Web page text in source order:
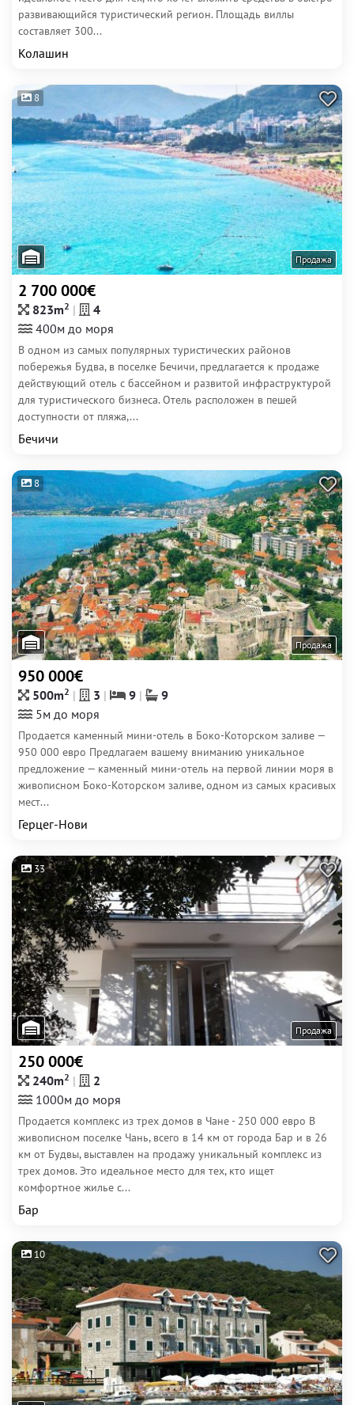
развивающийся туристический регион. Площадь виллы
составляет 300...
Колашин
8
Продажа
2 700 000€
823m2
4
400м до моря
В одном из самых популярных туристических районов
побережья Будва, в поселке Бечичи, предлагается к продаже
действующий отель с бассейном и развитой инфраструктурой
для туристического бизнеса. Отель расположен в пешей
доступности от пляжа,...
Бечичи
8
Продажа
950 000€
500m2 3 9
9
5м до моря
Продается каменный мини-отель в Боко-Которском заливе —
950 000 евро Предлагаем вашему вниманию уникальное
предложение — каменный мини-отель на первой линии моря в
живописном Боко-Которском заливе, одном из самых красивых
мест...
Герцег-Нови
33
Продажа
250 000€
240m2
2
1000м до моря
Продается комплекс из трех домов в Чане - 250 000 евро В
живописном поселке Чань, всего в 14 км от города Бар и в 26
км от Будвы, выставлен на продажу уникальный комплекс из
трех домов. Это идеальное место для тех, кто ищет
комфортное жилье с...
Бар
10